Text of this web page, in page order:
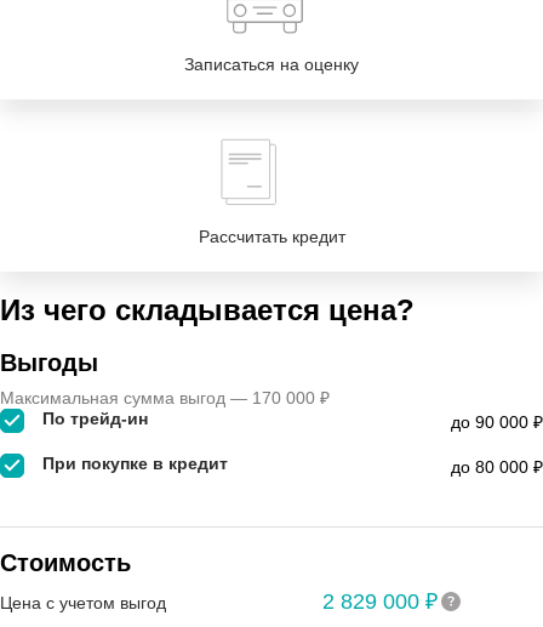
Записаться на оценку
Рассчитать кредит
Из чего складывается цена?
Выгоды
Максимальная сумма выгод — 170 000 ₽
По трейд-ин
до 90 000 ₽
При покупке в кредит до 80 000 ₽
Стоимость
Цена с учетом выгод 2 829 000 ₽